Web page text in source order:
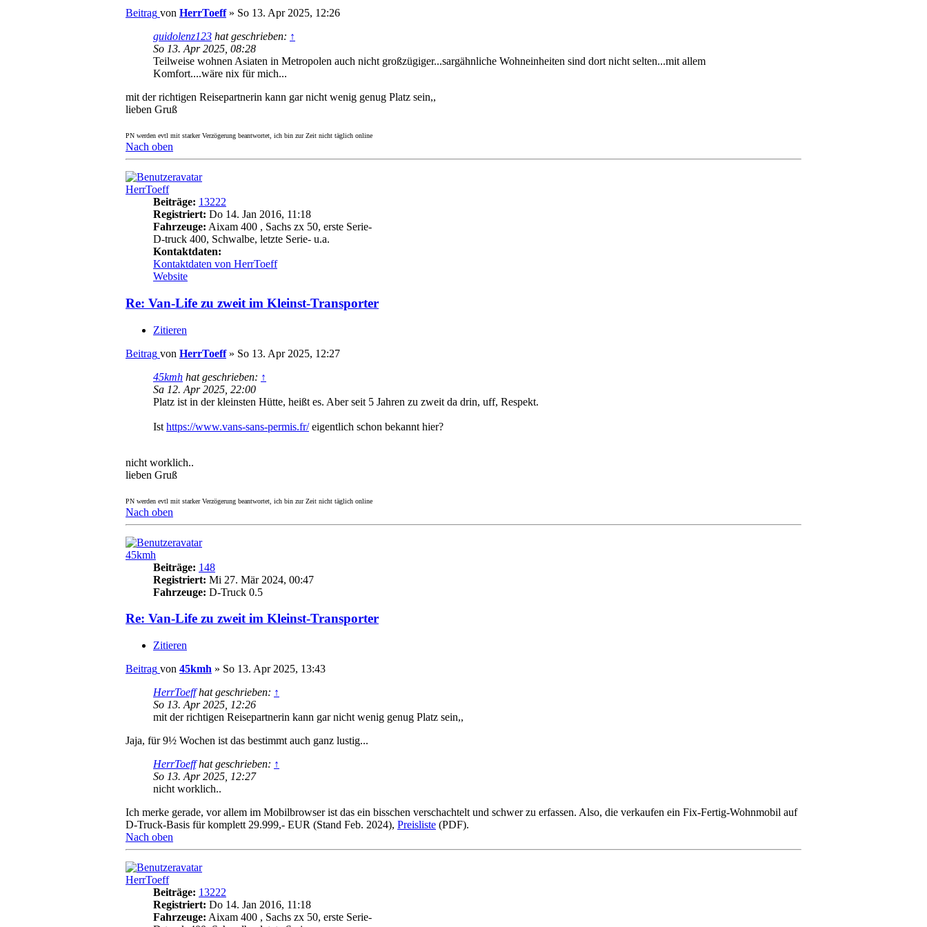
Beitrag von HerrToeff» So 13. Apr 2025, 12:26
guidolenz123 hat geschrieben: ↑
So 13. Apr 2025, 08:28
Teilweise wohnen Asiaten in Metropolen auch nicht großzügiger...sargähnliche Wohneinheiten sind dort nicht selten...mit allem
Komfort....wäre nix für mich...
mit der richtigen Reisepartnerin kann gar nicht wenig genug Platz sein,,
lieben Gruß
PN werden evtl mit starker Verzögerung beantwortet, ich bin zur Zeit nicht täglich online
Nach oben
HerrToeff
Beiträge: 13222
Registriert: Do 14. Jan 2016, 11:18
Fahrzeuge: Aixam 400 , Sachs zx 50, erste Serie-
D-truck 400, Schwalbe, letzte Serie- u.a.
Kontaktdaten:
Kontaktdaten von HerrToeff
Website
Re: Van-Life zu zweit im Kleinst-Transporter
Zitieren
Beitrag von HerrToeff» So 13. Apr 2025, 12:27
45kmh hat geschrieben: ↑
Sa 12. Apr 2025, 22:00
Platz ist in der kleinsten Hütte, heißt es. Aber seit 5 Jahren zu zweit da drin, uff, Respekt.
Ist https://www.vans-sans-permis.fr/eigentlich schon bekannt hier?
nicht worklich..
lieben Gruß
PN werden evtl mit starker Verzögerung beantwortet, ich bin zur Zeit nicht täglich online
Nach oben
45kmh
Beiträge: 148
Registriert: Mi 27. Mär 2024, 00:47
Fahrzeuge: D-Truck 0.5
Re: Van-Life zu zweit im Kleinst-Transporter
Zitieren
Beitrag von 45kmh » So 13. Apr 2025, 13:43
HerrToeffhat geschrieben: ↑
So 13. Apr 2025, 12:26
mit der richtigen Reisepartnerin kann gar nicht wenig genug Platz sein,,
Jaja, für 9½ Wochen ist das bestimmt auch ganz lustig...
HerrToeffhat geschrieben: ↑
So 13. Apr 2025, 12:27
nicht worklich..
Ich merke gerade, vor allem im Mobilbrowser ist das ein bisschen verschachtelt und schwer zu erfassen. Also, die verkaufen ein Fix-Fertig-Wohnmobil auf
D-Truck-Basis für komplett 29.999,- EUR (Stand Feb. 2024), Preisliste (PDF).
Nach oben
HerrToeff
Beiträge: 13222
Registriert: Do 14. Jan 2016, 11:18
Fahrzeuge: Aixam 400 , Sachs zx 50, erste Serie-